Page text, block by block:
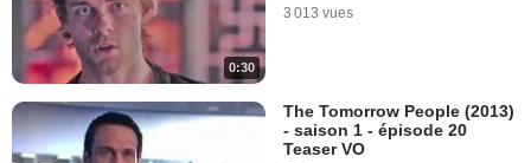
0:30
3 013 vues
The Tomorrow People (2013)
- saison 1 - épisode 20
Teaser VO